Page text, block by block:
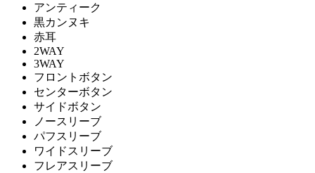
アンティーク
黒カンヌキ
赤耳
2WAY
3WAY
フロントボタン
センターボタン
サイドボタン
ノースリーブ
パフスリーブ
ワイドスリーブ
フレアスリーブ